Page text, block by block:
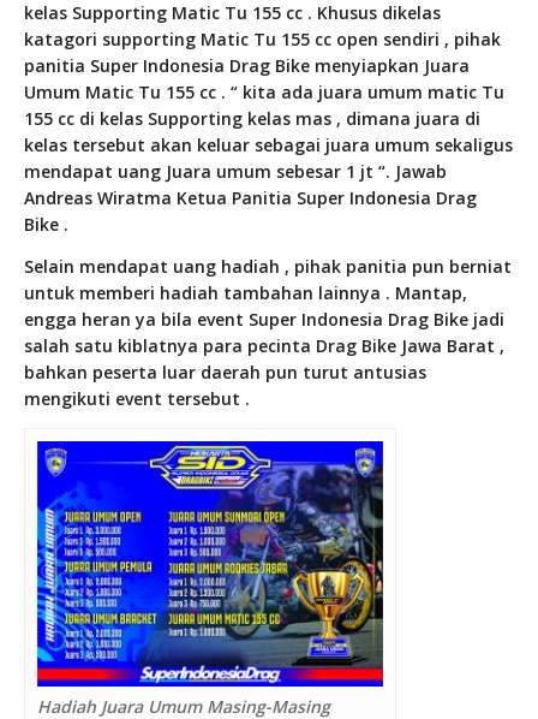
kelas Supporting Matic Tu 155 cc . Khusus dikelas
katagori supporting Matic Tu 155 cc open sendiri , pihak
panitia Super Indonesia Drag Bike menyiapkan Juara
Umum Matic Tu 155 cc . “ kita ada juara umum matic Tu
155 cc di kelas Supporting kelas mas , dimana juara di
kelas tersebut akan keluar sebagai juara umum sekaligus
mendapat uang Juara umum sebesar 1 jt “. Jawab
Andreas Wiratma Ketua Panitia Super Indonesia Drag
Bike .
Selain mendapat uang hadiah , pihak panitia pun berniat
untuk memberi hadiah tambahan lainnya . Mantap,
engga heran ya bila event Super Indonesia Drag Bike jadi
salah satu kiblatnya para pecinta Drag Bike Jawa Barat ,
bahkan peserta luar daerah pun turut antusias
mengikuti event tersebut .
Hadiah Juara Umum Masing-Masing